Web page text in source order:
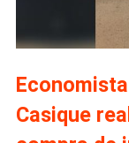
Casique